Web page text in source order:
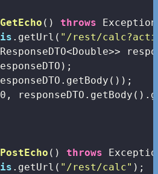
() throws
.getUrl( "/rest/
,
() throws
.getUrl( "/rest/calc" );